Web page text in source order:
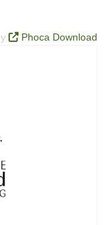
Phoca Download